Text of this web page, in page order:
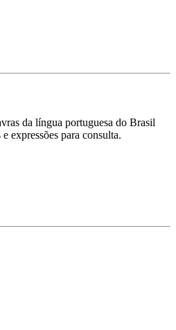
da língua portuguesa do Brasil
expressões para consulta.